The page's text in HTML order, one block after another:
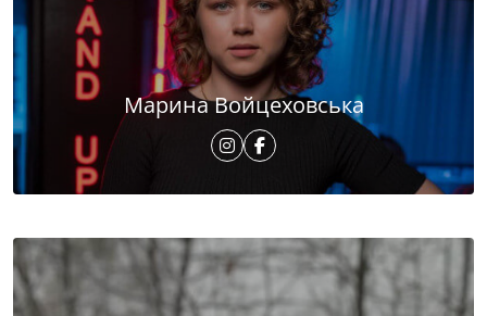
Марина Войцеховська